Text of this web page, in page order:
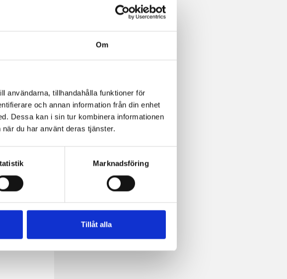
Om
användarna, tillhandahålla funktioner för
och annan information från din enhet
Dessa kan i sin tur kombinera informationen
du har använt deras tjänster.
Marknadsföring
Tillåt alla